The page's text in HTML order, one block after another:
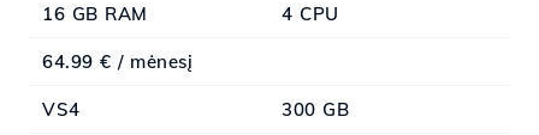
16 GB RAM 4 CPU
64.99 € / mėnesį
VS4 300 GB